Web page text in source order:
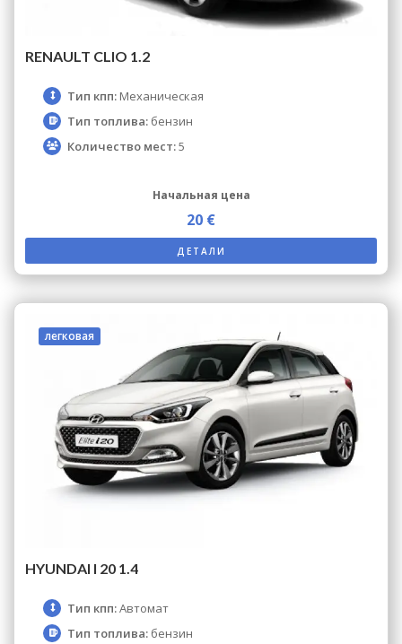
RENAULT CLIO 1.2
Тип кпп: Механическая
Тип топлива: бензин
Количество мест:5
Начальная цена
20 €
ДЕТАЛИ
легковая
HYUNDAI I 20 1.4
Тип кпп:Автомат
Тип топлива: бензин